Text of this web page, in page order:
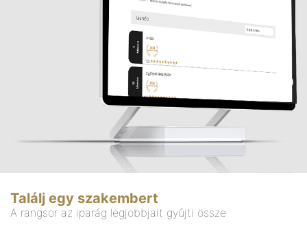
Találj egy szakembert
A rangsor az iparág legjobbjait gyűjti össze